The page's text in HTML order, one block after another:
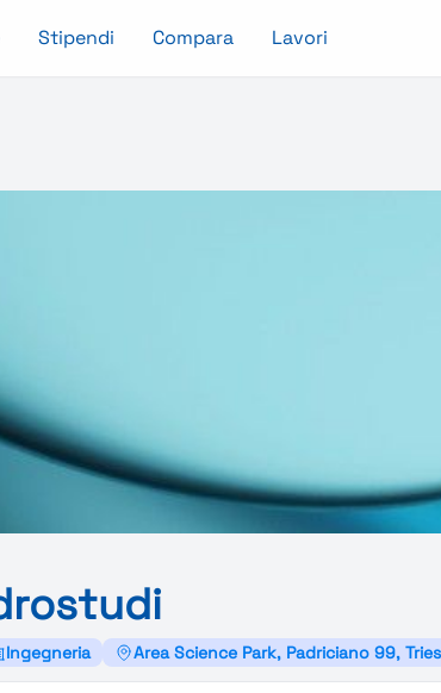
Stipendi Compara Lavori
Ingegneria Area Science Park, Padriciano 99,